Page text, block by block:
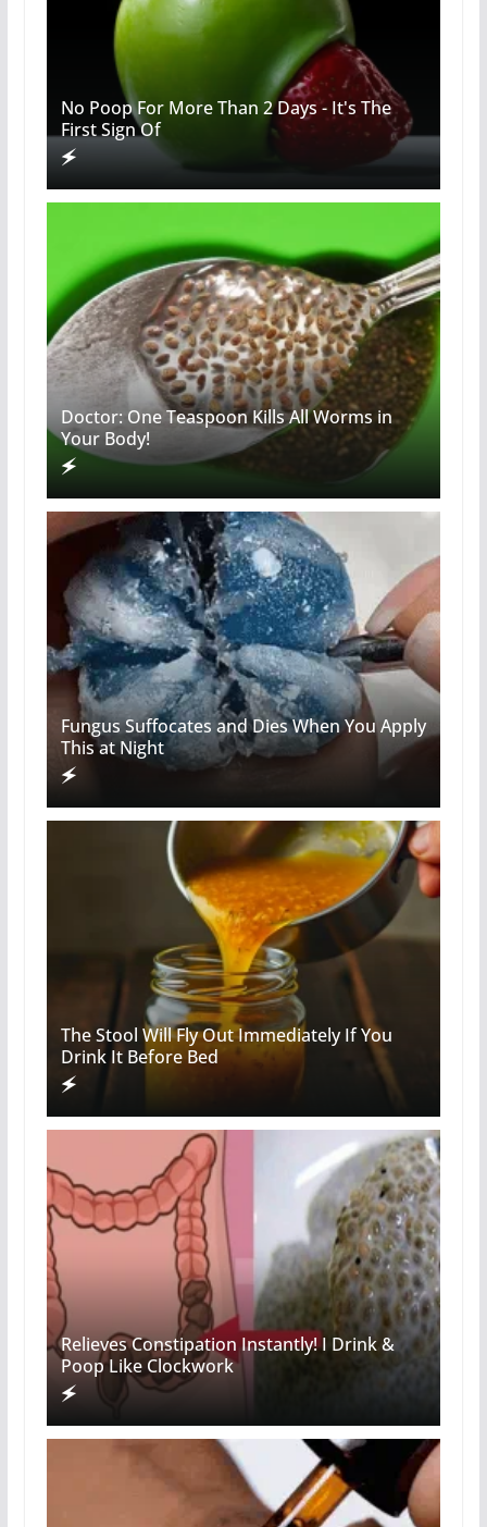
No Poop For More Than 2 Days - It's The
First Sign Of
Doctor: One Teaspoon Kills All Worms in
Your Body!
Fungus Suffocates and Dies When You Apply
This at Night
The Stool Will Fly Out Immediately If You
Drink It Before Bed
Relieves Constipation Instantly! I Drink &
Poop Like Clockwork